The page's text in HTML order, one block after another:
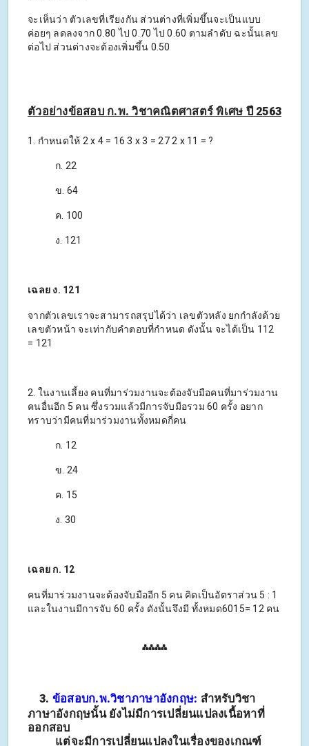
จะเห็นว่า ตัวเลขที่เรียงกัน ส่วนต่างที่เพิ่มขึ้นจะเป็นแบบ
ค่อยๆ ลดลงจาก 0.80 ไป 0.70 ไป 0.60 ตามลำดับ ฉะนั้นเลข
ต่อไป ส่วนต่างจะต้องเพิ่มขึ้น 0.50
ตัวอย่างข้อสอบ ก.พ. วิชาคณิตศาสตร์ พิเศษ ปี 2563
1. กำหนดให้ 2 x 4 = 16 3 x 3 = 27 2 x 11 = ?
ก. 22
ข. 64
ค. 100
ง. 121
เฉลย ง. 121
จากตัวเลขเราจะสามารถสรุปได้ว่า เลขตัวหลัง ยกกำลังด้วย
เลขตัวหน้า จะเท่ากับคำตอบที่กำหนด ดังนั้น จะได้เป็น 112
= 121
2. ในงานเลี้ยง คนที่มาร่วมงานจะต้องจับมือคนที่มาร่วมงาน
คนอื่นอีก 5 คน ซึ่งรวมแล้วมีการจับมือรวม 60 ครั้ง อยาก
ทราบว่ามีคนที่มาร่วมงานทั้งหมดกี่คน
ก. 12
ข. 24
ค. 15
ง. 30
เฉลย ก. 12
คนที่มาร่วมงานจะต้องจับมืออีก 5 คน คิดเป็นอัตราส่วน 5 : 1
และในงานมีการจับ 60 ครั้ง ดังนั้นจึงมี ทั้งหมด6015= 12 คน
⁂⁂⁂⁂
3. ข้อสอบก.พ.วิชาภาษาอังกฤษ: สำหรับวิชา
ภาษาอังกฤษนั้น ยังไม่มีการเปลี่ยนแปลงเนื้อหาที่
ออกสอบ
แต่จะมีการเปลี่ยนแปลงในเรื่องของเกณฑ์